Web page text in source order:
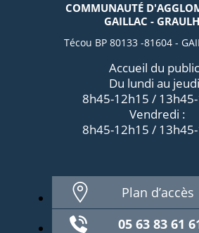
COMMUNAUTÉ
GAILLAC -
Técou BP 80133 -81604 -
Accueil du
Du lundi au
8h45-12h15 /
Vendredi :
8h45-12h15 /
Plan d’accès
05 63 83 61